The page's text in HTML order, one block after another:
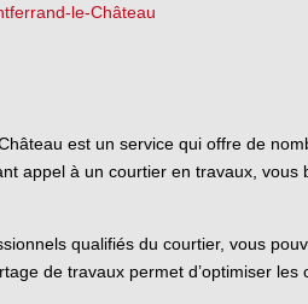
le-Château
est un service qui offre de
appel à un courtier en travaux,
qualifiés du courtier, vous
de travaux permet d’optimiser